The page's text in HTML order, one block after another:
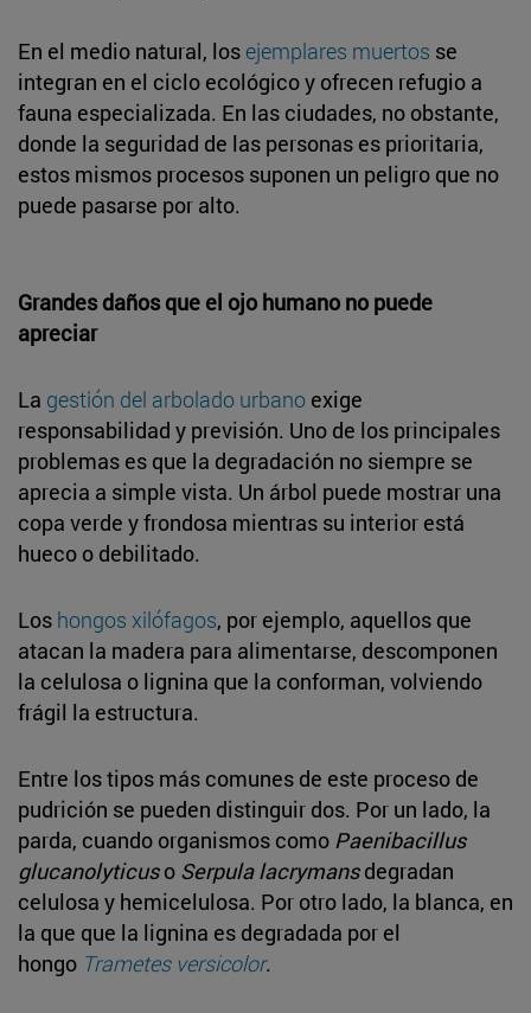
En el medio natural, los ejemplares muertos se
integran en el ciclo ecológico y ofrecen refugio a
fauna especializada. En las ciudades, no obstante,
donde la seguridad de las personas es prioritaria,
estos mismos procesos suponen un peligro que no
puede pasarse por alto.
Grandes daños que el ojo humano no puede
apreciar
La gestión del arbolado urbano exige
responsabilidad y previsión. Uno de los principales
problemas es que la degradación no siempre se
aprecia a simple vista. Un árbol puede mostrar una
copa verde y frondosa mientras su interior está
hueco o debilitado.
Los hongos xilófagos, por ejemplo, aquellos que
atacan la madera para alimentarse, descomponen
la celulosa o lignina que la conforman, volviendo
frágil la estructura.
Entre los tipos más comunes de este proceso de
pudrición se pueden distinguir dos. Por un lado, la
parda, cuando organismos como Paenibacillus
glucanolyticuso Serpula lacrymansdegradan
celulosa y hemicelulosa. Por otro lado, la blanca, en
la que que la lignina es degradada por el
hongo Trametes versicolor.